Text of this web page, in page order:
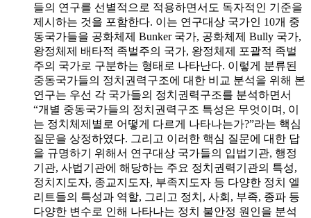
들의 연구를 선별적으로 적용하면서도 독자적인 기준을
제시하는 것을 포함한다. 이는 연구대상 국가인 10개 중
동국가들을 공화체제 Bunker 국가, 공화체제 Bully 국가,
왕정체제 배타적 족벌주의 국가, 왕정체제 포괄적 족벌
주의 국가로 구분하는 형태로 나타난다. 이렇게 분류된
중동국가들의 정치권력구조에 대한 비교 분석을 위해 본
연구는 우선 각 국가들의 정치권력구조를 분석하면서
“개별 중동국가들의 정치권력구조 특성은 무엇이며, 이
는 정치체제별로 어떻게 다르게 나타나는가?”라는 핵심
질문을 상정하였다. 그리고 이러한 핵심 질문에 대한 답
을 규명하기 위해서 연구대상 국가들의 입법기관, 행정
기관, 사법기관에 해당하는 주요 정치권력기관의 특성,
정치지도자, 종교지도자, 부족지도자 등 다양한 정치 엘
리트들의 특성과 역할, 그리고 정치, 사회, 부족, 종파 등
다양한 변수로 인해 나타나는 정치 불안정 원인을 분석